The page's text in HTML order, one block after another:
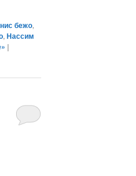
бежо,
,Нассим
|